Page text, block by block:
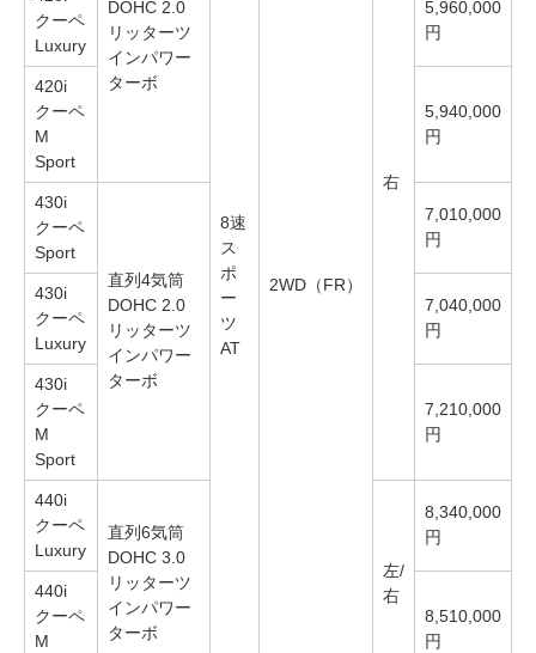
DOHC 2.0
リッターツ
インパワー
ターボ
8速
ス
ポ
ー
ツ
AT
2WD（FR）
右
クーペ
Luxury
5,960,000
円
420i
クーペ
M
Sport
5,940,000
円
430i
クーペ
Sport
直列4気筒
DOHC 2.0
リッターツ
インパワー
ターボ
7,010,000
円
430i
クーペ
Luxury
7,040,000
円
430i
クーペ
M
Sport
7,210,000
円
440i
クーペ
Luxury
直列6気筒
DOHC 3.0
リッターツ
インパワー
ターボ
左/
右
8,340,000
円
440i
クーペ
M
8,510,000
円